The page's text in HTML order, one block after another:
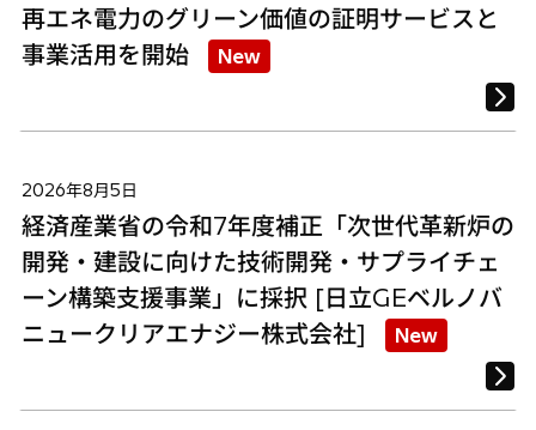
再エネ電力のグリーン価値の証明サービスと
事業活用を開始
New
2026年8月5日
経済産業省の令和7年度補正「次世代革新炉の
開発・建設に向けた技術開発・サプライチェ
ーン構築支援事業」に採択 [日立GEベルノバ
ニュークリアエナジー株式会社]
New